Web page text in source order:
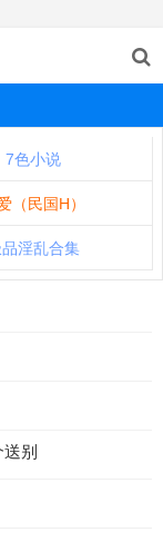
7色小说
（民国H）
淫乱合集
别